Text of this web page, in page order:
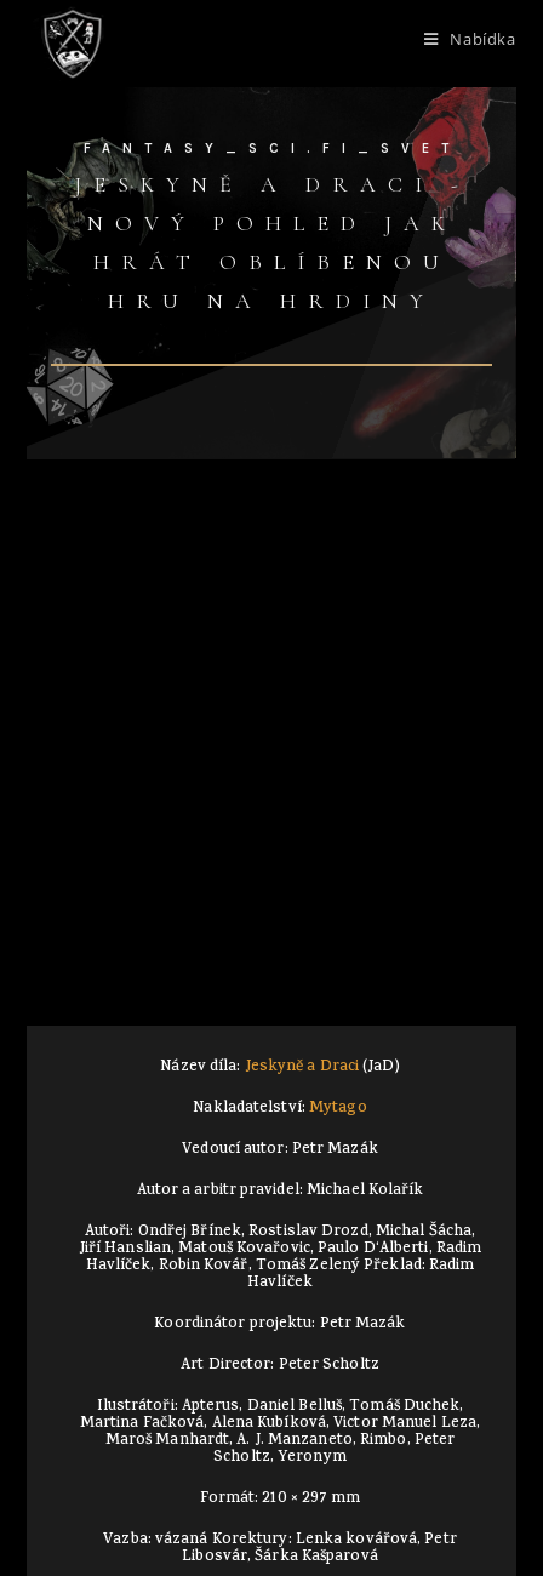
Nabídka
FANTASY_SCI.FI_SVET
JESKYNĚ A DRACI -
NOVÝ POHLED JAK
HRÁT OBLÍBENOU
HRU NA HRDINY
Název díla: Jeskyně a Draci(JaD)
Nakladatelství: Mytago
Vedoucí autor: Petr Mazák
Autor a arbitr pravidel: Michael Kolařík
Autoři: Ondřej Břínek, Rostislav Drozd, Michal Šácha,
Jiří Hanslian, Matouš Kovařovic, Paulo D‘Alberti, Radim
Havlíček, Robin Kovář, Tomáš Zelený Překlad: Radim
Havlíček
Koordinátor projektu: Petr Mazák
Art Director: Peter Scholtz
Ilustrátoři: Apterus, Daniel Belluš, Tomáš Duchek,
Martina Fačková, Alena Kubíková, Victor Manuel Leza,
Maroš Manhardt, A. J. Manzaneto, Rimbo, Peter
Scholtz, Yeronym
Formát: 210 × 297 mm
Vazba: vázaná Korektury: Lenka kovářová, Petr
Libosvár, Šárka Kašparová